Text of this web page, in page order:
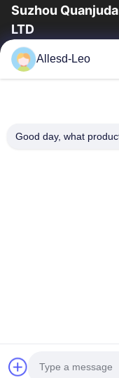
Suzhou
LTD
Pengalaman 16 tahun,
produk ESD &
Rumah
Allesd-Leo
Good day, what